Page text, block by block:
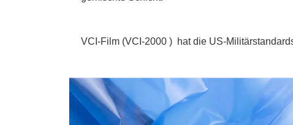
VCI-Film (VCI-2000 ) hat die US-